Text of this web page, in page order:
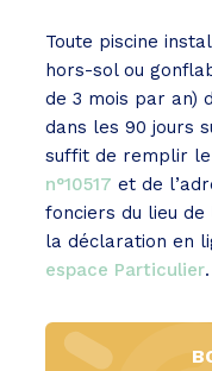
Toute piscine
hors-sol ou
de 3 mois par an)
dans les 90 jours
suffit de remplir
n°10517 et de
fonciers du lieu de
la déclaration en
espace Particulier.